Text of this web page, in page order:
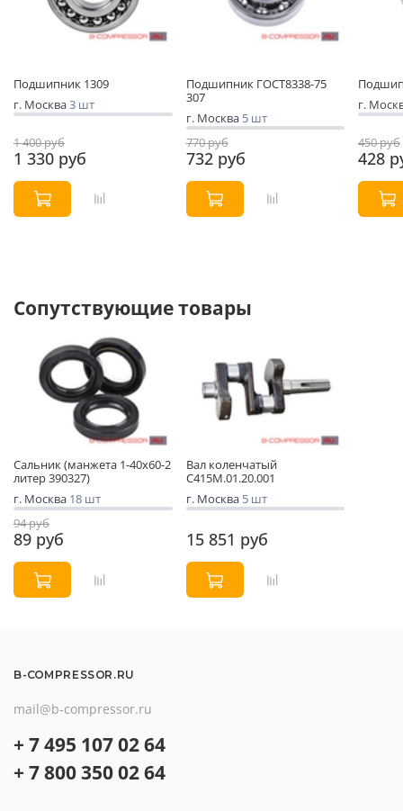
Подшипник 1309
г. Москва3 шт
1 400 руб
1 330 руб
Подшипник ГОСТ8338-75
307
г. Москва 5 шт
770 руб
732 руб
г.
450 руб
428
Сопутствующие товары
Сальник (манжета 1-40х60-2
литер 390327)
г. Москва 18 шт
94 руб
89 руб
Вал коленчатый
С415М.01.20.001
г. Москва 5 шт
15 851 руб
B-COMPRESSOR.RU
mail@b-compressor.ru
+ 7 495 107 02 64
+ 7 800 350 02 64